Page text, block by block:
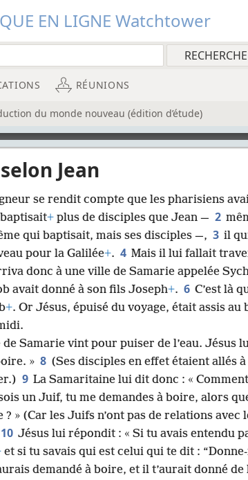
EN LIGNE Watchtower
RÉUNIONS
du monde nouveau (édition d’étude)
Jean
se rendit compte que les pharisiens
+ plus de disciples que Jean — 2
qui baptisait, mais ses disciples —, 3 il
pour la Galilée+. 4 Mais il lui fallait
donc à une ville de Samarie appelée
avait donné à son fils Joseph+. 6 C’est là
+. Or Jésus, épuisé du voyage, était assis au
de Samarie vint pour puiser de l’eau. Jésus
» 8 (Ses disciples en effet étaient allés
9 La Samaritaine lui dit donc : «
un Juif, tu me demandes à boire, alors
» (Car les Juifs n’ont pas de relations avec
10 Jésus lui répondit : « Si tu avais entendu
et si tu savais qui est celui qui te dit :
demandé à boire, et il t’aurait donné de